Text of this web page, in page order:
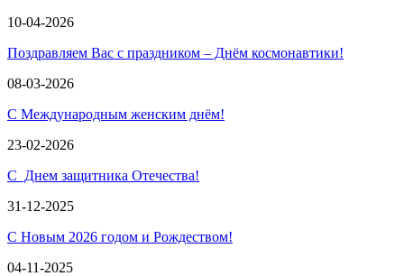
10-04-2026
Поздравляем Вас с праздником – Днём космонавтики!
08-03-2026
С Международным женским днём!
23-02-2026
С Днем защитника Отечества!
31-12-2025
С Новым 2026 годом и Рождеством!
04-11-2025